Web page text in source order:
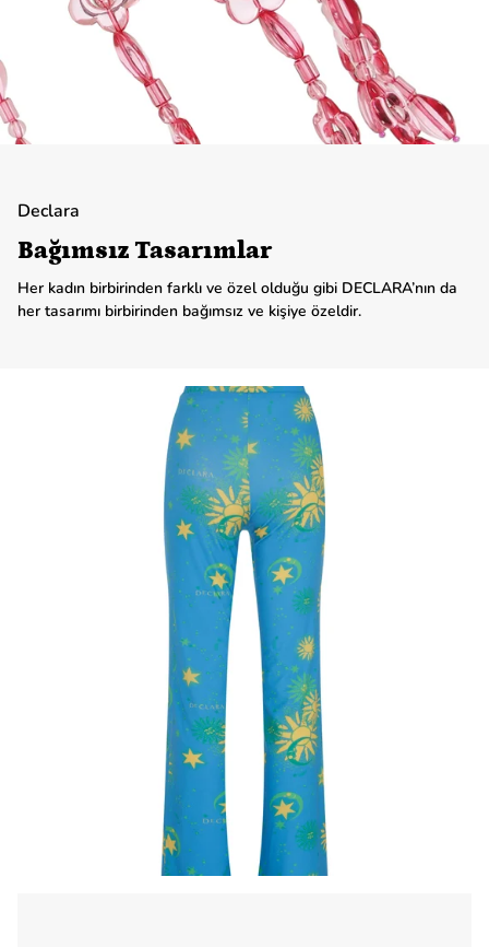
Declara
Bağımsız Tasarımlar
Her kadın birbirinden farklı ve özel olduğu gibi DECLARA’nın da
her tasarımı birbirinden bağımsız ve kişiye özeldir.